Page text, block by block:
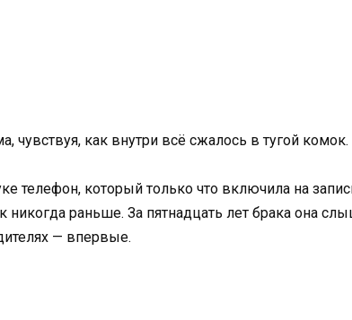
чувствуя, как внутри всё сжалось в тугой комок.
телефон, который только что включила на
никогда раньше. За пятнадцать лет брака она
— впервые.